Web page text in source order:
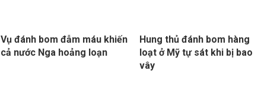
Vụ đánh bom đẫm máu khiến
cả nước Nga hoảng loạn
Hung thủ đánh bom hàng
loạt ở Mỹ tự sát khi bị bao
vây